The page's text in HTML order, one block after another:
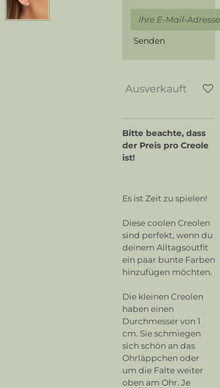
Senden
Ausverkauft
Bitte beachte, dass
der Preis pro Creole
ist!
Es ist Zeit zu spielen!
Diese coolen Creolen
sind perfekt, wenn du
deinem Alltagsoutfit
ein paar bunte Farben
hinzufügen möchten.
Die kleinen Creolen
haben einen
Durchmesser von 1
cm. Sie schmiegen
sich schön an das
Ohrläppchen oder
um die Falte weiter
oben am Ohr. Je